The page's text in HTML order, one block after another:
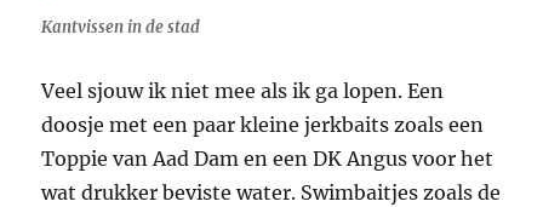
Kantvissen in de stad
Veel sjouw ik niet mee als ik ga lopen. Een
doosje met een paar kleine jerkbaits zoals een
Toppie van Aad Dam en een DK Angus voor het
wat drukker beviste water. Swimbaitjes zoals de